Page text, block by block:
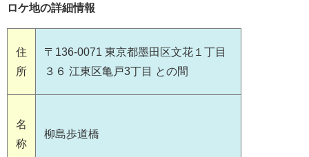
ロケ地の詳細情報
住
所
〒136-0071 東京都墨田区文花１丁目
３６ 江東区亀戸3丁目 との間
名
称
柳島歩道橋